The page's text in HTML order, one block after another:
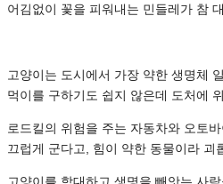
어김없이 꽃을 피워내는 민들레가 참
고양이는 도시에서 가장 약한 생명체
먹이를 구하기도 쉽지 않은데 도처에
로드킬의 위험을 주는 자동차와 오토
끄럽게 군다고, 힘이 약한 동물이라 괴